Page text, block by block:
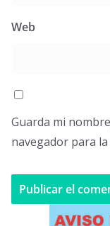
Web
Guarda mi
navegador para